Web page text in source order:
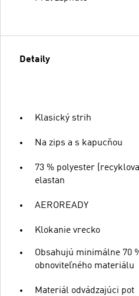
Detaily
Klasický strih
Na zips a s kapucňou
73 % polyester
elastan
AEROREADY
Klokanie vrecko
Obsahujú minimálne 70
obnoviteľného materiálu
Materiál odvádzajúci pot